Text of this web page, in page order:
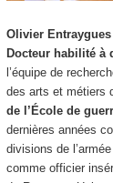
Olivier Entraygues
Docteur habilité à
l’équipe de
des arts et métiers
de l’École de
dernières années
divisions de
comme officier